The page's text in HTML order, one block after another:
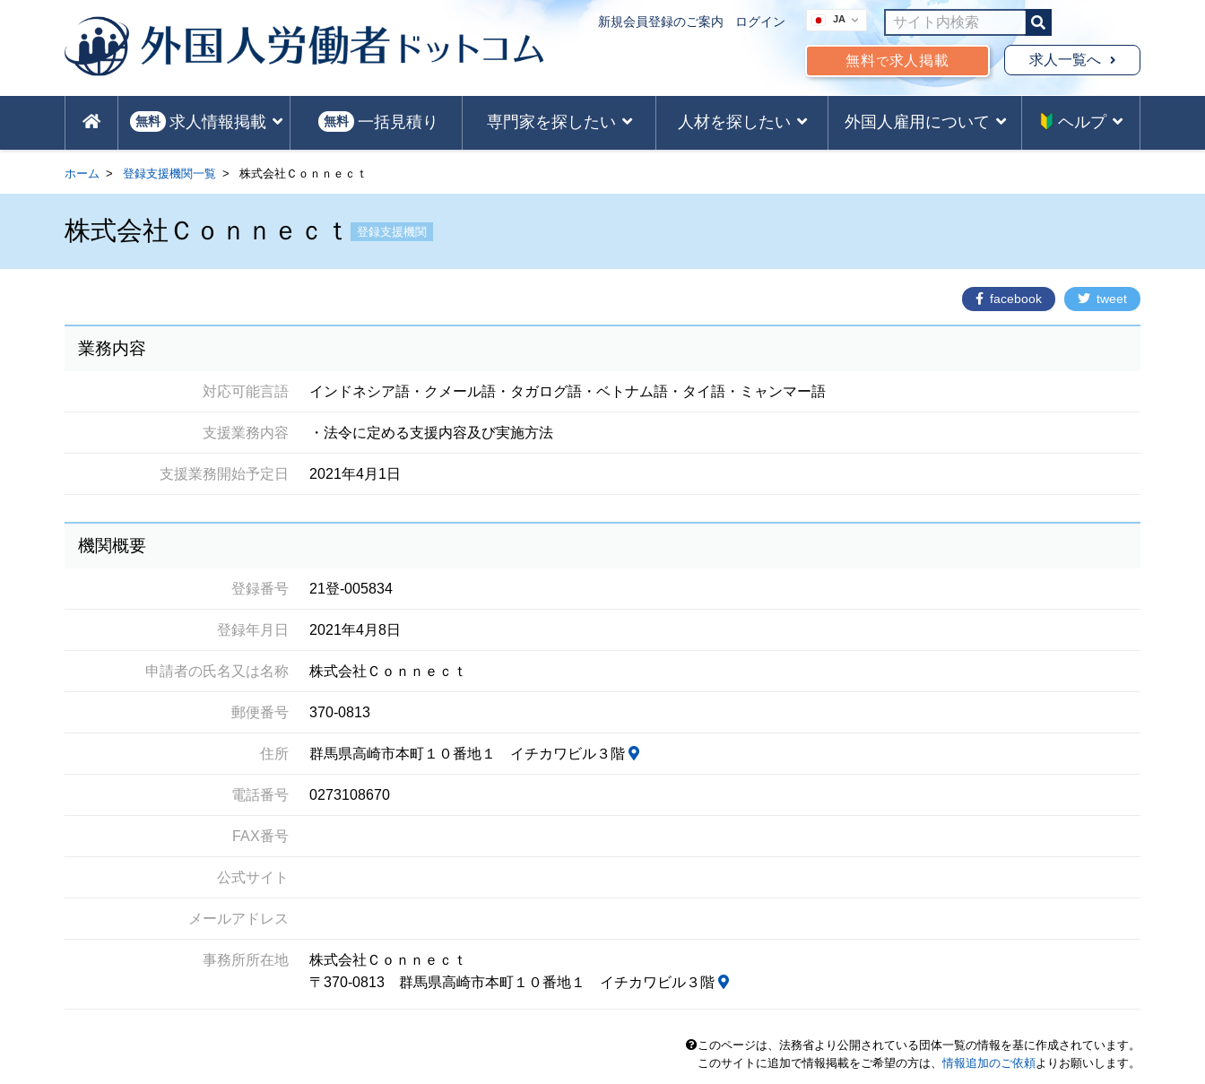
新規会員登録のご案内 ログイン JA
無料で求人掲載 求人一覧へ
無料 求人情報掲載 無料 一括見積り 専門家を探したい 人材を探したい 外国人雇用について ヘルプ
ホーム 登録支援機関一覧 株式会社Ｃｏｎｎｅｃｔ
株式会社Ｃｏｎｎｅｃｔ 登録支援機関
facebook tweet
業務内容
対応可能言語 インドネシア語・クメール語・タガログ語・ベトナム語・タイ語・ミャンマー語
支援業務内容 ・法令に定める支援内容及び実施方法
支援業務開始予定日 2021年4月1日
機関概要
登録番号 21登-005834
登録年月日 2021年4月8日
申請者の氏名又は名称 株式会社Ｃｏｎｎｅｃｔ
郵便番号 370-0813
住所 群馬県高崎市本町１０番地１ イチカワビル３階
電話番号 0273108670
FAX番号
公式サイト
メールアドレス
事務所所在地
株式会社Ｃｏｎｎｅｃｔ
〒370-0813 群馬県高崎市本町１０番地１ イチカワビル３階
このページは、法務省より公開されている団体一覧の情報を基に作成されています。
このサイトに追加で情報掲載をご希望の方は、情報追加のご依頼よりお願いします。